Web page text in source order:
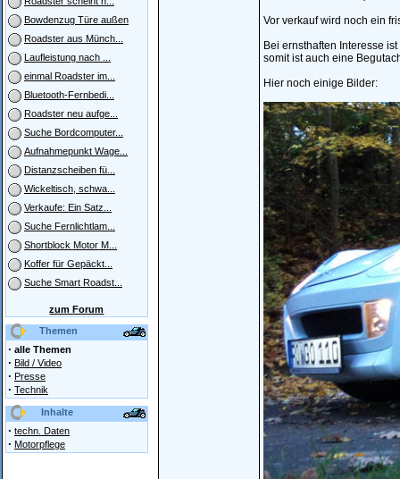
Bowdenzug Türe außen
Roadster aus Münch...
Laufleistung nach ...
einmal Roadster im...
Bluetooth-Fernbedi...
Roadster neu aufge...
Suche Bordcomputer...
Aufnahmepunkt Wage...
Distanzscheiben fü...
Wickeltisch, schwa...
Verkaufe: Ein Satz...
Suche Fernlichtlam...
Shortblock Motor M...
Koffer für Gepäckt...
Suche Smart Roadst...
zum Forum
Themen
· alle Themen
· Bild / Video
· Presse
· Technik
Inhalte
· techn. Daten
· Motorpflege
Vor verkauf wird noch ein
Bei ernsthaften Interesse
somit ist auch eine
Hier noch einige Bilder: